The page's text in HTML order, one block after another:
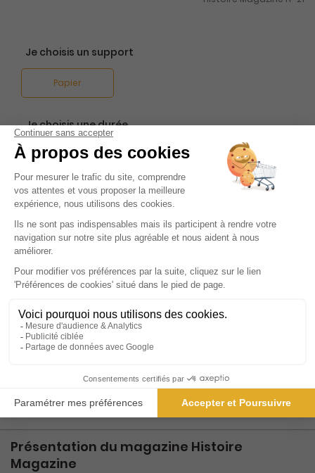
Je choisis un support
Papier
Je choisis une durée
-10%
Abonnement 1 an
6 n° • Papier
49€50 Tarif Kiosque :55€00
Tarif France métropolitaine
Papier
4€45 Tarif Kiosque :
Prix par n° pendant 6 mois, puis 8,90 € par n°
Présentation du magazine Histoire
Magazine